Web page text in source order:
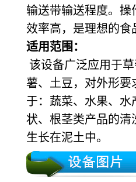
输送带输送程度。
效率高，是理想的食
适用范围：
该设备广泛应用于
薯、土豆，对外形要
于：蔬菜、水果、水
状、根茎类产品的清
生长在泥土中。